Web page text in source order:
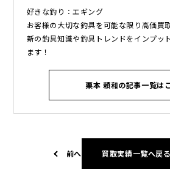
好きな釣り：エギング
お客様の大切な釣具を可能な限り高価買
新の釣具知識や釣具トレンドをインプッ
ます！
栗本 頼和の記事一覧は
前へ 買取実績一覧へ戻る